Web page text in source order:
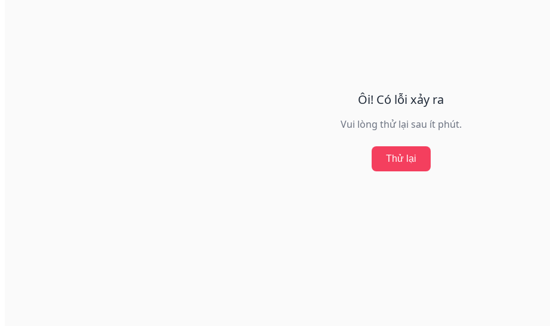
Ôi! Có lỗi xảy ra
Vui lòng thử lại sau ít phút.
Thử lại